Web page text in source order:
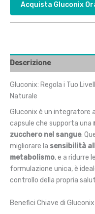
Acquista Gluconix
Descrizione
Gluconix: Regola i Tuo
Naturale
Gluconix è un integratore
capsule che supporta una
zucchero nel sangue.
migliorare la sensibilità
metabolismo, e a ridurre le
formulazione unica, è
controllo della propria
Benefici Chiave di Gluconix